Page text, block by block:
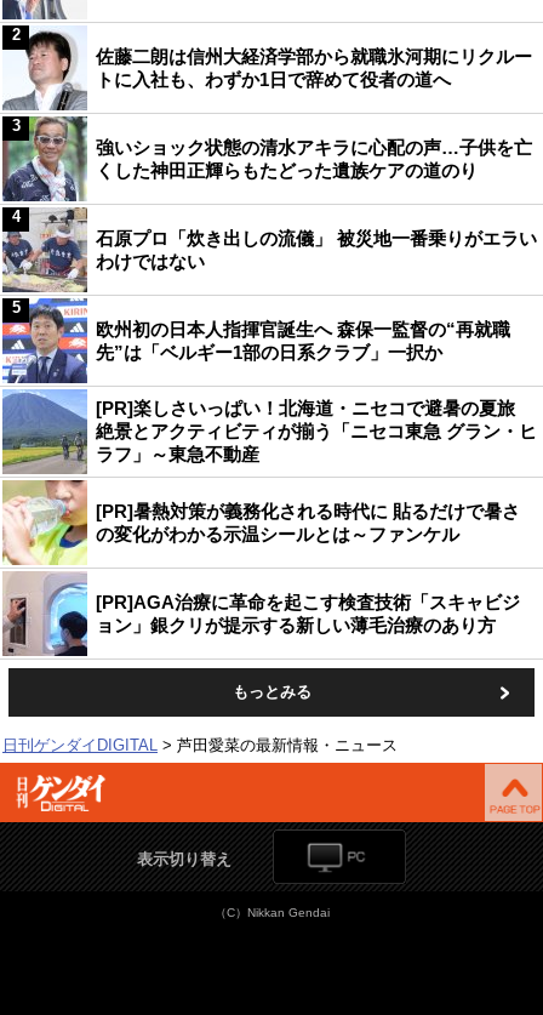
佐藤二朗は信州大経済学部から就職氷河期にリクルー
トに入社も、わずか1日で辞めて役者の道へ
2
強いショック状態の清水アキラに心配の声…子供を亡
くした神田正輝らもたどった遺族ケアの道のり
3
石原プロ「炊き出しの流儀」 被災地一番乗りがエラい
わけではない
4
欧州初の日本人指揮官誕生へ 森保一監督の“再就職
先”は「ベルギー1部の日系クラブ」一択か
5
[PR]楽しさいっぱい！北海道・ニセコで避暑の夏旅
絶景とアクティビティが揃う「ニセコ東急 グラン・ヒ
ラフ」～東急不動産
[PR]暑熱対策が義務化される時代に 貼るだけで暑さ
の変化がわかる示温シールとは～ファンケル
[PR]AGA治療に革命を起こす検査技術「スキャビジ
ョン」銀クリが提示する新しい薄毛治療のあり方
もっとみる
日刊ゲンダイDIGITAL 芦田愛菜の最新情報・ニュース
表示切り替え
（C）Nikkan Gendai